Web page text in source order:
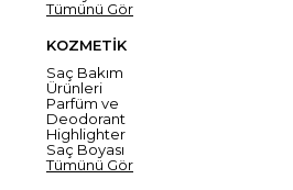
Tümünü Gör
KOZMETİK
Saç Bakım
Ürünleri
Parfüm ve
Deodorant
Highlighter
Saç Boyası
Tümünü Gör